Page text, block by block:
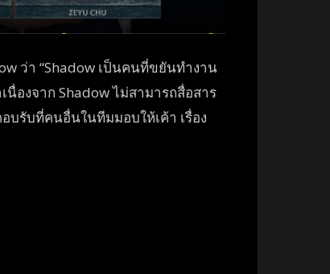
ว่า “Shadow เป็นคนที่ขยันทำงาน
องจาก Shadow ไม่สามารถสื่อสาร
บรับที่คนอื่นในทีมมอบให้เค้า เรื่อง